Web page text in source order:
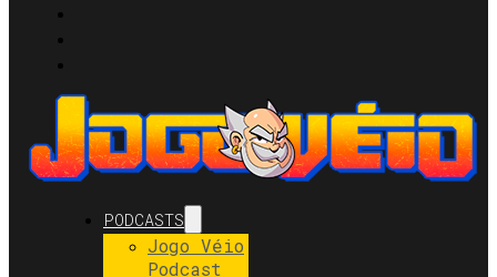
PODCASTS
Jogo Véio
Podcast